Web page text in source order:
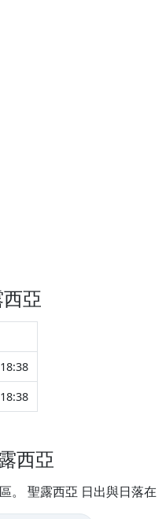
亞
西亞
。 聖露西亞 日出與日落在